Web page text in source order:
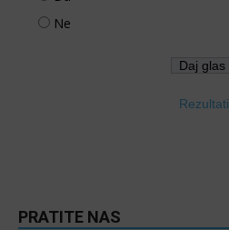
Ne
Rezultati
PRATITE NAS